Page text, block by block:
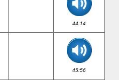
44:14
45:56